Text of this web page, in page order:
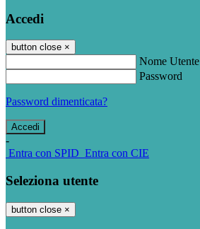
Accedi
button close ×
Nome Utente
Password
Password dimenticata?
-
Entra con SPID Entra con CIE
Seleziona utente
button close ×